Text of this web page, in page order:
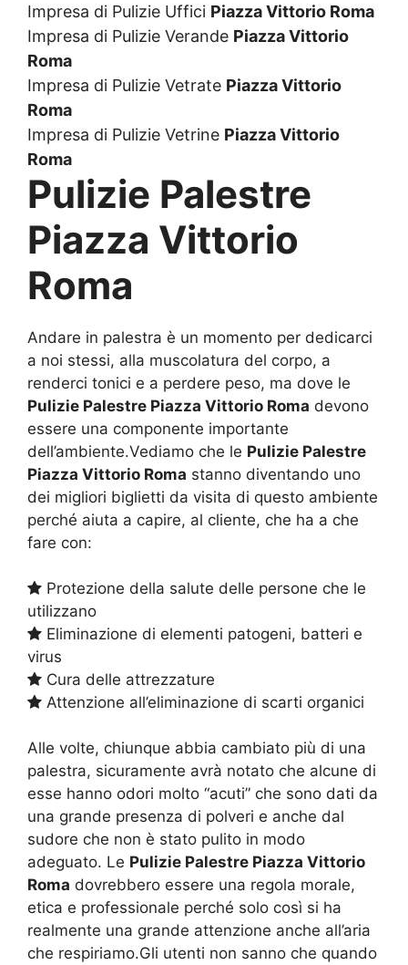
Impresa di Pulizie Uffici Piazza Vittorio Roma
Impresa di Pulizie Verande Piazza Vittorio
Roma
Impresa di Pulizie Vetrate Piazza Vittorio
Roma
Impresa di Pulizie Vetrine Piazza Vittorio
Roma
Pulizie Palestre
Piazza Vittorio
Roma
Andare in palestra è un momento per dedicarci
a noi stessi, alla muscolatura del corpo, a
renderci tonici e a perdere peso, ma dove le
Pulizie Palestre Piazza Vittorio Roma devono
essere una componente importante
dell’ambiente.Vediamo che le Pulizie Palestre
Piazza Vittorio Roma stanno diventando uno
dei migliori biglietti da visita di questo ambiente
perché aiuta a capire, al cliente, che ha a che
fare con:
Protezione della salute delle persone che le
utilizzano
Eliminazione di elementi patogeni, batteri e
virus
Cura delle attrezzature
Attenzione all’eliminazione di scarti organici
Alle volte, chiunque abbia cambiato più di una
palestra, sicuramente avrà notato che alcune di
esse hanno odori molto “acuti” che sono dati da
una grande presenza di polveri e anche dal
sudore che non è stato pulito in modo
adeguato. Le Pulizie Palestre Piazza Vittorio
Roma dovrebbero essere una regola morale,
etica e professionale perché solo così si ha
realmente una grande attenzione anche all’aria
che respiriamo.Gli utenti non sanno che quando